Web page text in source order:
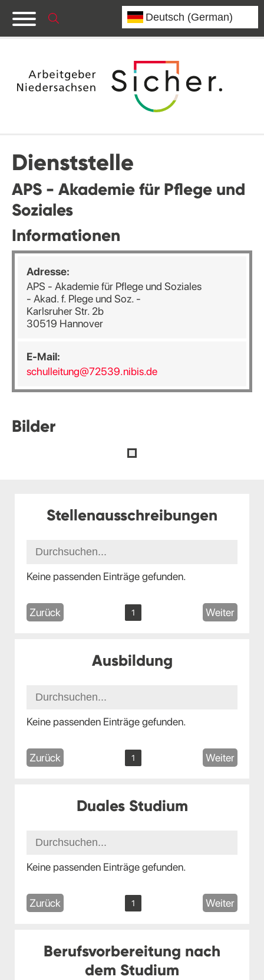
Dienststelle
APS - Akademie für Pflege und
Soziales
Informationen
Adresse:
APS - Akademie für Pflege und Soziales
- Akad. f. Plege und Soz. -
Karlsruher Str. 2b
30519 Hannover
E-Mail:
schulleitung@72539.nibis.de
Bilder
Stellenausschreibungen
Keine passenden Einträge gefunden.
Zurück 1 Weiter
Ausbildung
Keine passenden Einträge gefunden.
Zurück 1 Weiter
Duales Studium
Keine passenden Einträge gefunden.
Zurück 1 Weiter
Berufsvorbereitung nach
dem Studium